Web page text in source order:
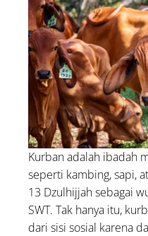
dengan
Doa
Arab,
5
Kurban adalah ibadah
seperti kambing, sapi,
13 Dzulhijjah sebagai
SWT. Tak hanya itu,
dari sisi sosial karena